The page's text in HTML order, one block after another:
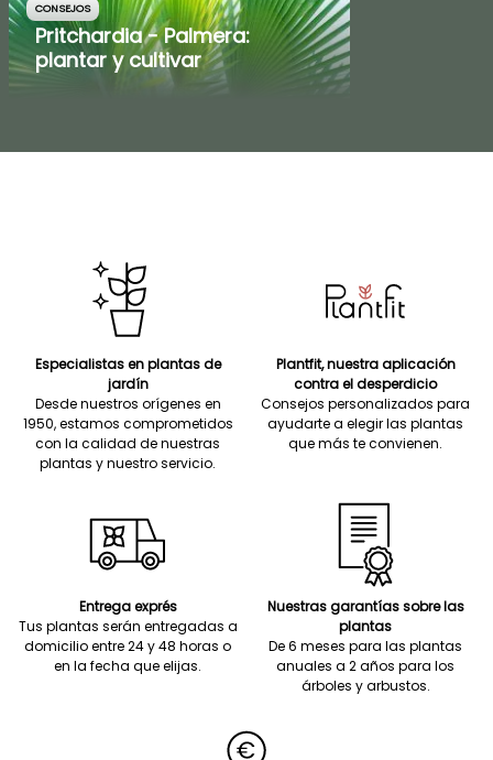
CONSEJOS
Pritchardia - Palmera:
plantar y cultivar
Especialistas en plantas de
jardín
Desde nuestros orígenes en
1950, estamos comprometidos
con la calidad de nuestras
plantas y nuestro servicio.
Plantfit, nuestra aplicación
contra el desperdicio
Consejos personalizados para
ayudarte a elegir las plantas
que más te convienen.
Entrega exprés
Tus plantas serán entregadas a
domicilio entre 24 y 48 horas o
en la fecha que elijas.
Nuestras garantías sobre las
plantas
De 6 meses para las plantas
anuales a 2 años para los
árboles y arbustos.